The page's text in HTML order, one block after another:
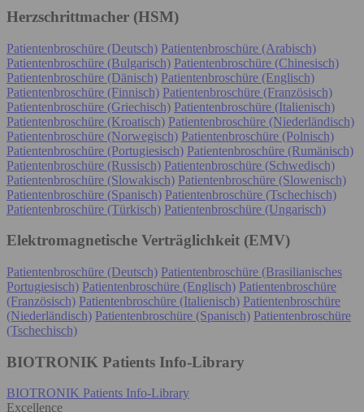
Herzschrittmacher (HSM)
Patientenbroschüre (Deutsch) Patientenbroschüre (Arabisch)
Patientenbroschüre (Bulgarisch) Patientenbroschüre (Chinesisch)
Patientenbroschüre (Dänisch) Patientenbroschüre (Englisch)
Patientenbroschüre (Finnisch) Patientenbroschüre (Französisch)
Patientenbroschüre (Griechisch) Patientenbroschüre (Italienisch)
Patientenbroschüre (Kroatisch) Patientenbroschüre (Niederländisch)
Patientenbroschüre (Norwegisch) Patientenbroschüre (Polnisch)
Patientenbroschüre (Portugiesisch) Patientenbroschüre (Rumänisch)
Patientenbroschüre (Russisch) Patientenbroschüre (Schwedisch)
Patientenbroschüre (Slowakisch) Patientenbroschüre (Slowenisch)
Patientenbroschüre (Spanisch) Patientenbroschüre (Tschechisch)
Patientenbroschüre (Türkisch) Patientenbroschüre (Ungarisch)
Elektromagnetische Verträglichkeit (EMV)
Patientenbroschüre (Deutsch) Patientenbroschüre (Brasilianisches
Portugiesisch) Patientenbroschüre (Englisch) Patientenbroschüre
(Französisch) Patientenbroschüre (Italienisch) Patientenbroschüre
(Niederländisch) Patientenbroschüre (Spanisch) Patientenbroschüre
(Tschechisch)
BIOTRONIK Patients Info-Library
BIOTRONIK Patients Info-Library
Excellence